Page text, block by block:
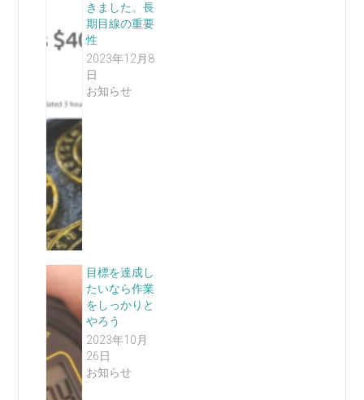
きました。長
期目線の重要
性
2023年12月8
日
お知らせ
目標を達成し
たいなら作業
をしっかりと
やろう
2023年10月
26日
お知らせ